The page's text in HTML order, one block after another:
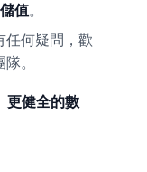
值。
任何疑問，歡
。
更健全的數